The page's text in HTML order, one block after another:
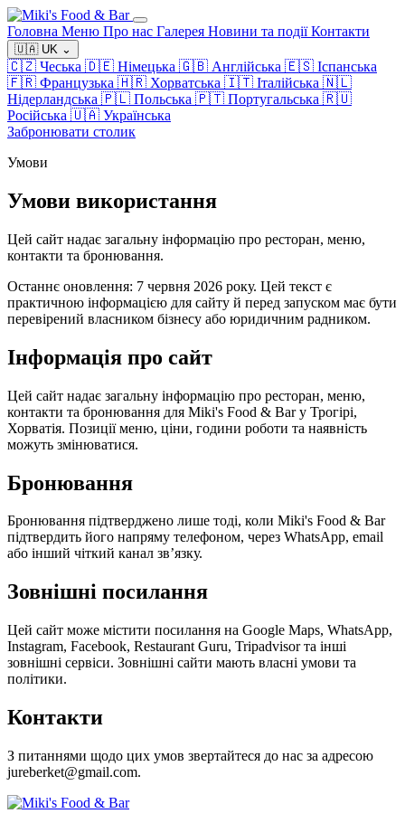
Головна Меню Про нас Галерея Новини та подіїКонтакти
🇺🇦 UK ⌄
🇨🇿 Чеська 🇩🇪 Німецька 🇬🇧 Англійська 🇪🇸 Іспанська
🇫🇷 Французька 🇭🇷 Хорватська 🇮🇹 Італійська 🇳🇱
Нідерландська 🇵🇱 Польська 🇵🇹 Португальська 🇷🇺
Російська 🇺🇦 Українська
Забронювати столик
Умови
Умови використання
Цей сайт надає загальну інформацію про ресторан, меню,
контакти та бронювання.
Останнє оновлення: 7 червня 2026 року. Цей текст є
практичною інформацією для сайту й перед запуском має бути
перевірений власником бізнесу або юридичним радником.
Інформація про сайт
Цей сайт надає загальну інформацію про ресторан, меню,
контакти та бронювання для Miki's Food & Bar у Трогірі,
Хорватія. Позиції меню, ціни, години роботи та наявність
можуть змінюватися.
Бронювання
Бронювання підтверджено лише тоді, коли Miki's Food & Bar
підтвердить його напряму телефоном, через WhatsApp, email
або інший чіткий канал зв’язку.
Зовнішні посилання
Цей сайт може містити посилання на Google Maps, WhatsApp,
Instagram, Facebook, Restaurant Guru, Tripadvisor та інші
зовнішні сервіси. Зовнішні сайти мають власні умови та
політики.
Контакти
З питаннями щодо цих умов звертайтеся до нас за адресою
jureberket@gmail.com.